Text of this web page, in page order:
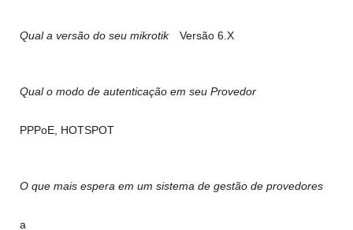
Qual a versão do seu mikrotik Versão 6.X
Qual o modo de autenticação em seu Provedor
PPPoE, HOTSPOT
O que mais espera em um sistema de gestão de provedores
a